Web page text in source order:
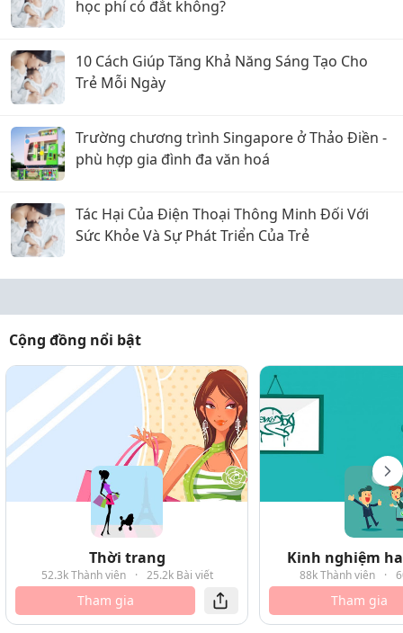
học phí có đắt không?
10 Cách Giúp Tăng Khả Năng Sáng Tạo Cho
Trẻ Mỗi Ngày
Trường chương trình Singapore ở Thảo Điền -
phù hợp gia đình đa văn hoá
Tác Hại Của Điện Thoại Thông Minh Đối Với
Sức Khỏe Và Sự Phát Triển Của Trẻ
Cộng đồng nổi bật
Thời trang
52.3k Thành viên · 25.2k Bài viết
Tham gia
Kinh nghiệm
88k Thành viên ·
Tham gia